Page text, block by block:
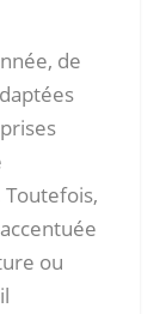
de
ou